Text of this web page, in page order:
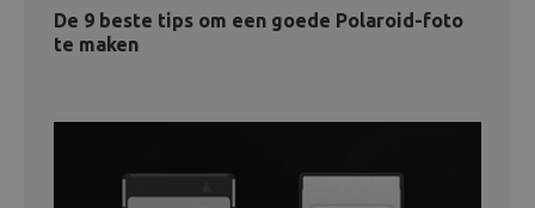
De 9 beste tips om een goede Polaroid-foto
te maken